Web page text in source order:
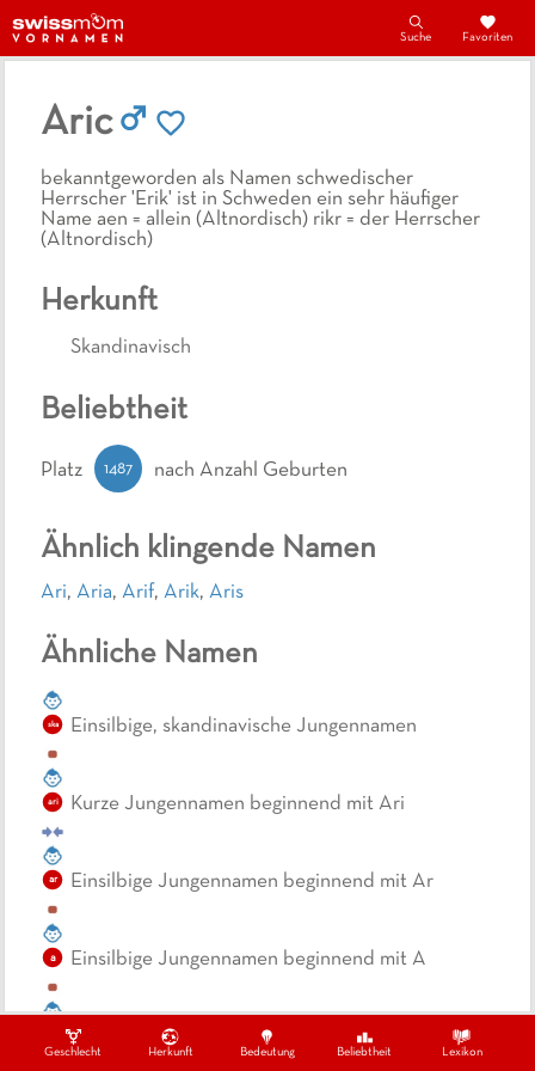
Geschlecht Herkunft Bedeutung Beliebtheit Lexikon
Suche Favoriten
Aric
bekanntgeworden als Namen schwedischer
Herrscher 'Erik' ist in Schweden ein sehr häufiger
Name aen = allein (Altnordisch) rikr = der Herrscher
(Altnordisch)
Herkunft
Skandinavisch
Ähnlich klingende Namen
Ari, Aria, Arif, Arik, Aris
Ähnliche Namen
ska Einsilbige, skandinavische Jungennamen
ari Kurze Jungennamen beginnend mit Ari
ar Einsilbige Jungennamen beginnend mit Ar
a Einsilbige Jungennamen beginnend mit A
Einsilbige Jungennamen endend mit C
Beliebtheit
Platz 1487 nach Anzahl Geburten